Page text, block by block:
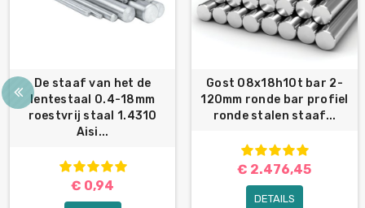
De staaf van het de
lentestaal 0.4-18mm
roestvrij staal 1.4310
Aisi...
€ 0,94
Gost 08x18h10t bar 2-
120mm ronde bar profiel
ronde stalen staaf...
€ 2.476,45
DETAILS